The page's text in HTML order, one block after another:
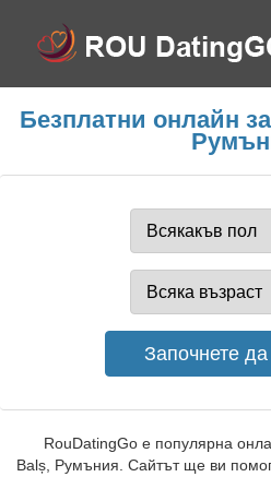
Безплатни онлайн
RouDatingGo е популярна
Balș, Румъния. Сайтът ще ви